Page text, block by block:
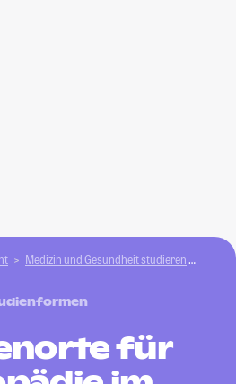
Medizin und Gesundheit studieren
für